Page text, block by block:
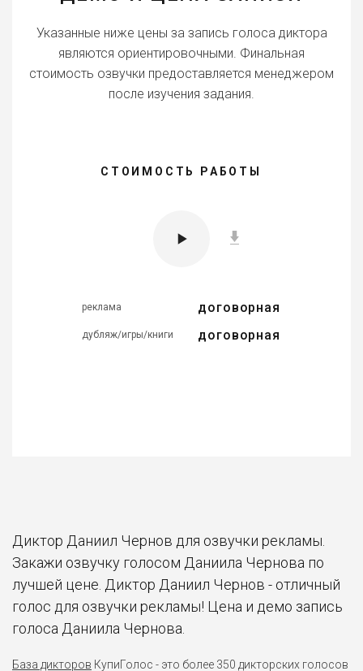
Указанные ниже цены за запись голоса диктора
являются ориентировочными. Финальная
стоимость озвучки предоставляется менеджером
после изучения задания.
СТОИМОСТЬ РАБОТЫ
реклама договорная
дубляж/игры/книги договорная
Диктор Даниил Чернов для озвучки рекламы.
Закажи озвучку голосом Даниила Чернова по
лучшей цене. Диктор Даниил Чернов - отличный
голос для озвучки рекламы! Цена и демо запись
голоса Даниила Чернова.
База дикторов КупиГолос - это более 350 дикторских голосов